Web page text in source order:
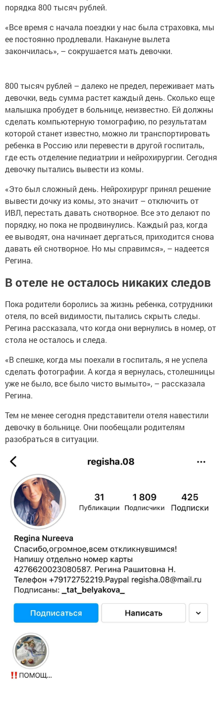
порядка 800 тысяч рублей.
«Все время с начала поездки у нас была страховка, мы
ее постоянно продлевали. Накануне вылета
закончилась», – сокрушается мать девочки.
800 тысяч рублей – далеко не предел, переживает мать
девочки, ведь сумма растет каждый день. Сколько еще
малышка пробудет в больнице, неизвестно. Ей должны
сделать компьютерную томографию, по результатам
которой станет известно, можно ли транспортировать
ребенка в Россию или перевести в другой госпиталь,
где есть отделение педиатрии и нейрохирургии. Сегодня
девочку пытались вывести из комы.
«Это был сложный день. Нейрохирург принял решение
вывести дочку из комы, это значит – отключить от
ИВЛ, перестать давать снотворное. Все это делают по
порядку, но пока не продвинулись. Каждый раз, когда
ее выводят, она начинает дергаться, приходится снова
давать ей снотворное. Но мы справимся», – надеется
Регина.
В отеле не осталось никаких следов
Пока родители боролись за жизнь ребенка, сотрудники
отеля, по всей видимости, пытались скрыть следы.
Регина рассказала, что когда они вернулись в номер, от
стола не осталось и следа.
«В спешке, когда мы поехали в госпиталь, я не успела
сделать фотографии. А когда я вернулась, столешницы
уже не было, все было чисто вымыто», – рассказала
Регина.
Тем не менее сегодня представители отеля навестили
девочку в больнице. Они пообещали родителям
разобраться в ситуации.